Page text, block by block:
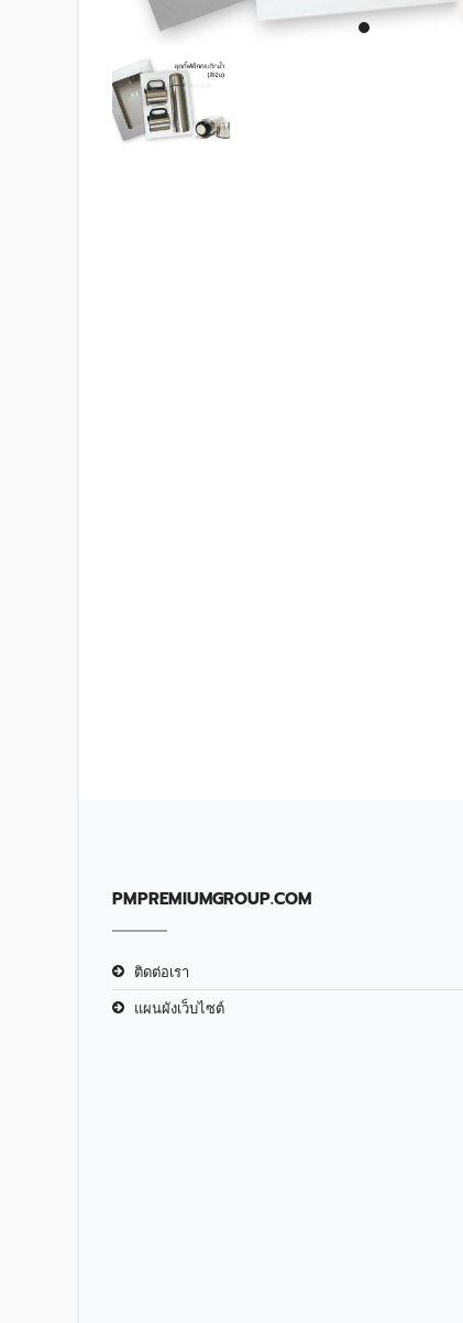
PMPREMIUMGROUP.COM
ติดต่อเรา
แผนผังเว็บไซต์